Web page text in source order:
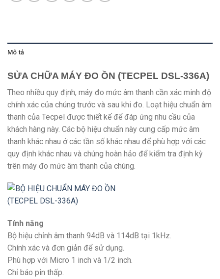
Mô tả
SỬA CHỮA MÁY ĐO ỒN (TECPEL DSL-336A)
Theo nhiều quy định, máy đo mức âm thanh cần xác minh độ
chính xác của chúng trước và sau khi đo. Loạt hiệu chuẩn âm
thanh của Tecpel được thiết kế để đáp ứng nhu cầu của
khách hàng này. Các bộ hiệu chuẩn này cung cấp mức âm
thanh khác nhau ở các tần số khác nhau để phù hợp với các
quy định khác nhau và chúng hoàn hảo để kiểm tra định kỳ
trên máy đo mức âm thanh của chúng.
Tính năng
Bộ hiệu chỉnh âm thanh 94dB và 114dB tại 1kHz.
Chính xác và đơn giản để sử dụng.
Phù hợp với Micro 1 inch và 1/2 inch.
Chỉ báo pin thấp.